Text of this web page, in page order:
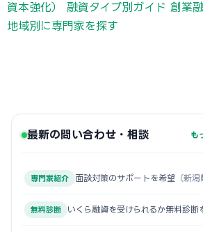
資本強化）
融資タイプ別ガイド 創業
地域別に専門家を探す
最新の問い合わせ・相談 も
専門家紹介 面談対策のサポートを希望 （新潟
無料診断 いくら融資を受けられるか無料診断